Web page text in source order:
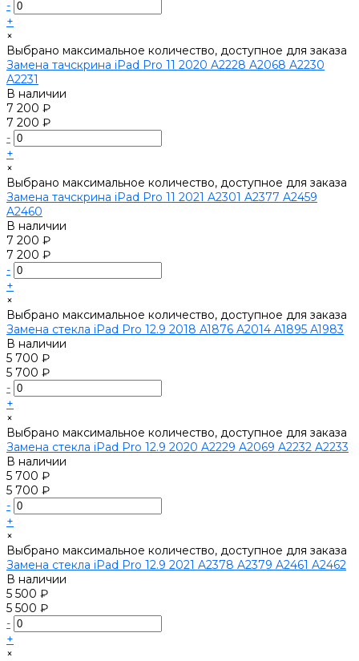
-
+
×
Выбрано максимальное количество, доступное для заказа
Замена тачскрина iPad Pro 11 2020 A2228 A2068 A2230
A2231
В наличии
7 200 ₽
7 200 ₽
-
+
×
Выбрано максимальное количество, доступное для заказа
Замена тачскрина iPad Pro 11 2021 A2301 A2377 A2459
A2460
В наличии
7 200 ₽
7 200 ₽
-
+
×
Выбрано максимальное количество, доступное для заказа
Замена стекла iPad Pro 12.9 2018 A1876 A2014 A1895 A1983
В наличии
5 700 ₽
5 700 ₽
-
+
×
Выбрано максимальное количество, доступное для заказа
Замена стекла iPad Pro 12.9 2020 A2229 A2069 A2232 A2233
В наличии
5 700 ₽
5 700 ₽
-
+
×
Выбрано максимальное количество, доступное для заказа
Замена стекла iPad Pro 12.9 2021 A2378 A2379 A2461 A2462
В наличии
5 500 ₽
5 500 ₽
-
+
×